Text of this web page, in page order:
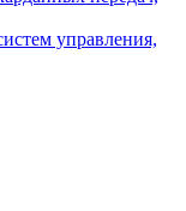
управления,